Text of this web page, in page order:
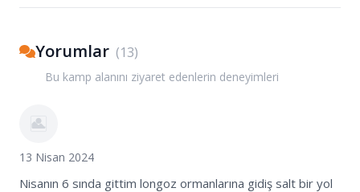
Yorumlar (13)
Bu kamp alanını ziyaret edenlerin deneyimleri
13 Nisan 2024
Nisanın 6 sında gittim longoz ormanlarına gidiş salt bir yol